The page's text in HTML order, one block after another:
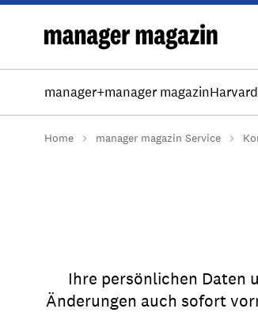
manager+manager magazin
Home manager magazin Service
Ihre persönlichen Daten
Änderungen auch sofort